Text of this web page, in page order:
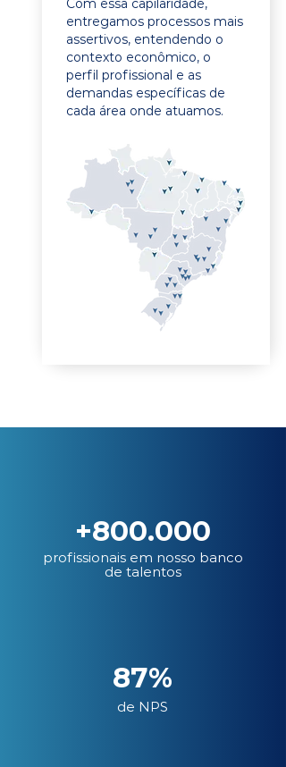
Com essa capilaridade,
entregamos processos mais
assertivos, entendendo o
contexto econômico, o
perfil profissional e as
demandas específicas de
cada área onde atuamos.
+800.000
profissionais em nosso banco
de talentos
87%
de NPS